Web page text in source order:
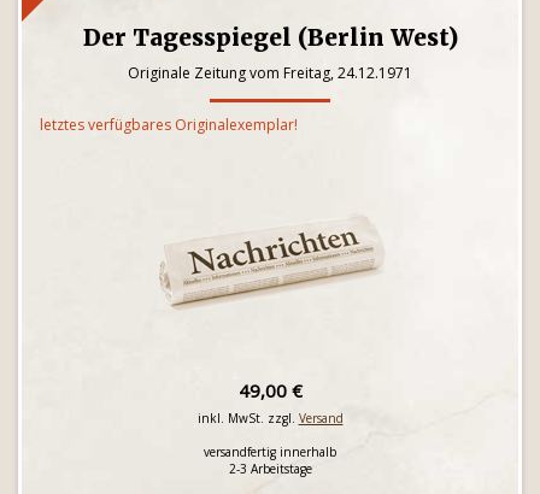
Der Tagesspiegel (Berlin West)
Originale Zeitung vom Freitag, 24.12.1971
letztes verfügbares Originalexemplar!
49,00 €
inkl. MwSt. zzgl. Versand
versandfertig innerhalb
2-3 Arbeitstage